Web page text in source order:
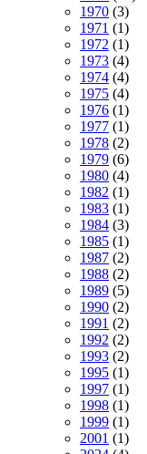
1970 (3)
1971 (1)
1972 (1)
1973 (4)
1974 (4)
1975 (4)
1976 (1)
1977 (1)
1978 (2)
1979 (6)
1980 (4)
1982 (1)
1983 (1)
1984 (3)
1985 (1)
1987 (2)
1988 (2)
1989 (5)
1990 (2)
1991 (2)
1992 (2)
1993 (2)
1995 (1)
1997 (1)
1998 (1)
1999 (1)
2001 (1)